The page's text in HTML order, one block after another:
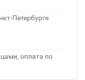
Петербурге
оплата по